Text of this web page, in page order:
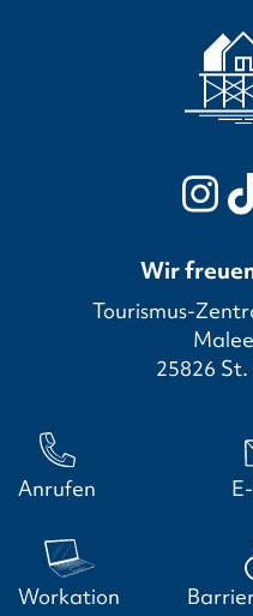
Wir
Tourismus-
25826
Anrufen
Workation